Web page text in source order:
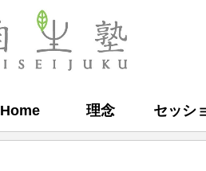
Home 理念 セッシ